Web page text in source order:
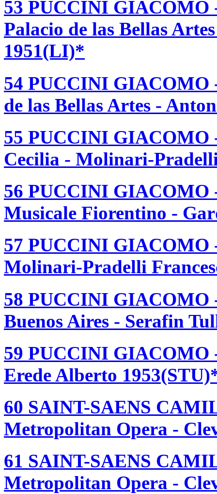
53 PUCCINI
Palacio de las Bellas
1951(LI)*
54 PUCCINI GIACOMO
de las Bellas Artes -
55 PUCCINI GIACOMO
Cecilia - Molinari-
56 PUCCINI
Musicale Fiorentino -
57 PUCCINI GIACOMO
Molinari-Pradelli
58 PUCCINI GIACOMO
Buenos Aires - Serafin
59 PUCCINI GIACOMO
Erede Alberto
60 SAINT-SAENS
Metropolitan Opera -
61 SAINT-SAENS
Metropolitan Opera -